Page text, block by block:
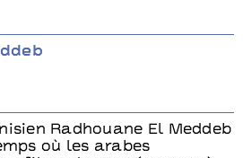
Radhouane El Meddeb
où les arabes